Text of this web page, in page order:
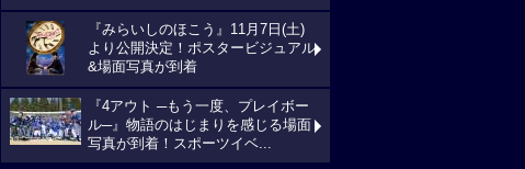
『みらいしのほこう』11月7日(土)
より公開決定！ポスタービジュアル
&場面写真が到着
『4アウト ─もう一度、プレイボー
ル─』物語のはじまりを感じる場面
写真が到着！スポーツイベ...